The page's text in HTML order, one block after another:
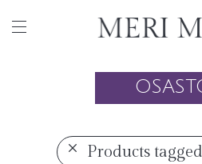
Products tagged